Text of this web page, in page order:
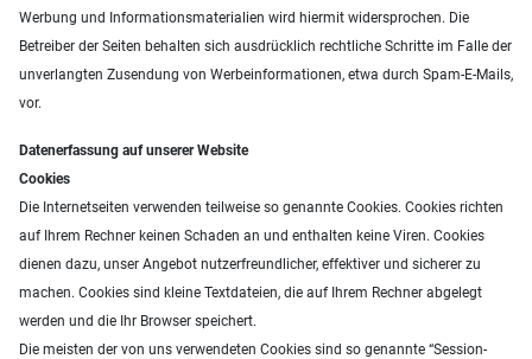
Werbung und Informationsmaterialien wird hiermit widersprochen. Die
Betreiber der Seiten behalten sich ausdrücklich rechtliche Schritte im Falle der
unverlangten Zusendung von Werbeinformationen, etwa durch Spam-E-Mails,
vor.
Datenerfassung auf unserer Website
Cookies
Die Internetseiten verwenden teilweise so genannte Cookies. Cookies richten
auf Ihrem Rechner keinen Schaden an und enthalten keine Viren. Cookies
dienen dazu, unser Angebot nutzerfreundlicher, effektiver und sicherer zu
machen. Cookies sind kleine Textdateien, die auf Ihrem Rechner abgelegt
werden und die Ihr Browser speichert.
Die meisten der von uns verwendeten Cookies sind so genannte “Session-